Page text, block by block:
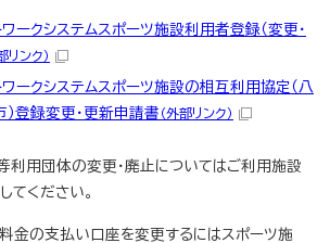
ークシステムスポーツ施設利用者登録（変更・
リンク）
ークシステムスポーツ施設の相互利用協定（八
）登録変更・更新申請書 （外部リンク）
利用団体の変更・廃止についてはご利用施設
てください。
金の支払い口座を変更するにはスポーツ施